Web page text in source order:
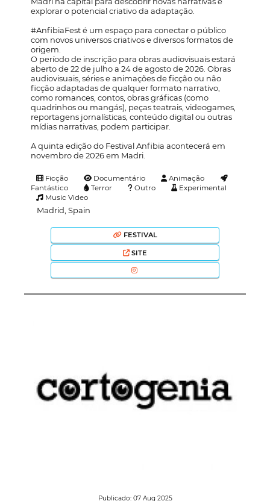
explorar o potencial criativo da adaptação.
#AnfibiaFest é um espaço para conectar o público
com novos universos criativos e diversos formatos de
origem.
O período de inscrição para obras audiovisuais estará
aberto de 22 de julho a 24 de agosto de 2026. Obras
audiovisuais, séries e animações de ficção ou não
ficção adaptadas de qualquer formato narrativo,
como romances, contos, obras gráficas (como
quadrinhos ou mangás), peças teatrais, videogames,
reportagens jornalísticas, conteúdo digital ou outras
mídias narrativas, podem participar.
A quinta edição do Festival Anfibia acontecerá em
novembro de 2026 em Madri.
Ficção Documentário
Animação
Fantástico
Terror Outro
Experimental
Music Video
Madrid, Spain
FESTIVAL
SITE
Publicado: 07 Aug 2025